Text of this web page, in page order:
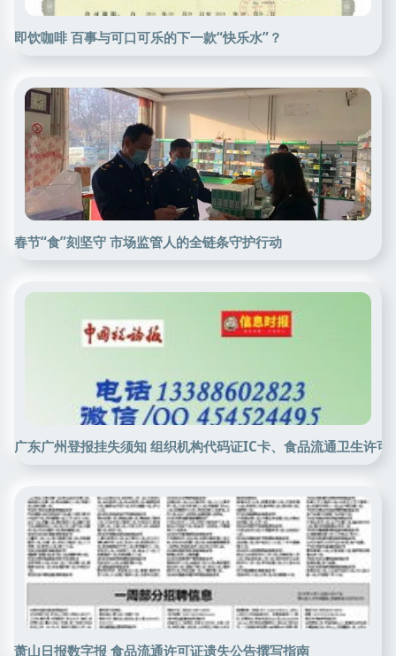
即饮咖啡 百事与可口可乐的下一款“快乐水”？
春节“食”刻坚守 市场监管人的全链条守护行动
广东广州登报挂失须知 组织机构代码证IC卡、食品流通卫生许
萧山日报数字报 食品流通许可证遗失公告撰写指南